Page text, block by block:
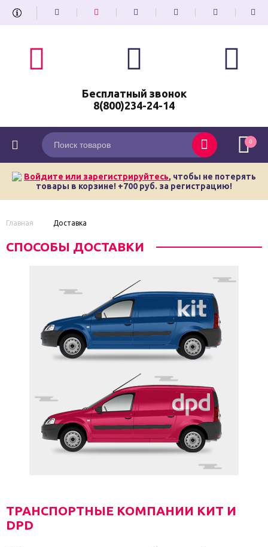
Бесплатный звонок
8(800)234-24-14
0
Войдите или зарегистрируйтесь, чтобы не потерять
товары в корзине! +700 руб. за регистрацию!
Главная Доставка
СПОСОБЫ ДОСТАВКИ
ТРАНСПОРТНЫЕ КОМПАНИИ КИТ И
DPD